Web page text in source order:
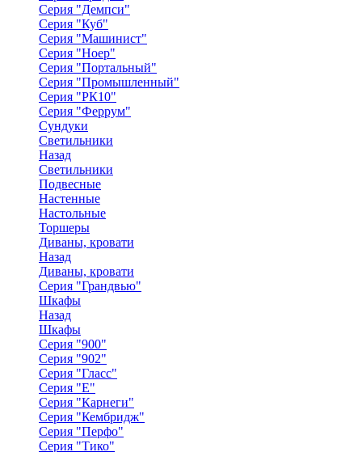
Серия "Демпси"
Серия "Куб"
Серия "Машинист"
Серия "Ноер"
Серия "Портальный"
Серия "Промышленный"
Серия "РК10"
Серия "Феррум"
Сундуки
Светильники
Назад
Светильники
Подвесные
Настенные
Настольные
Торшеры
Диваны, кровати
Назад
Диваны, кровати
Серия "Грандвью"
Шкафы
Назад
Шкафы
Серия "900"
Серия "902"
Серия "Гласс"
Серия "Е"
Серия "Карнеги"
Серия "Кембридж"
Серия "Перфо"
Серия "Тико"